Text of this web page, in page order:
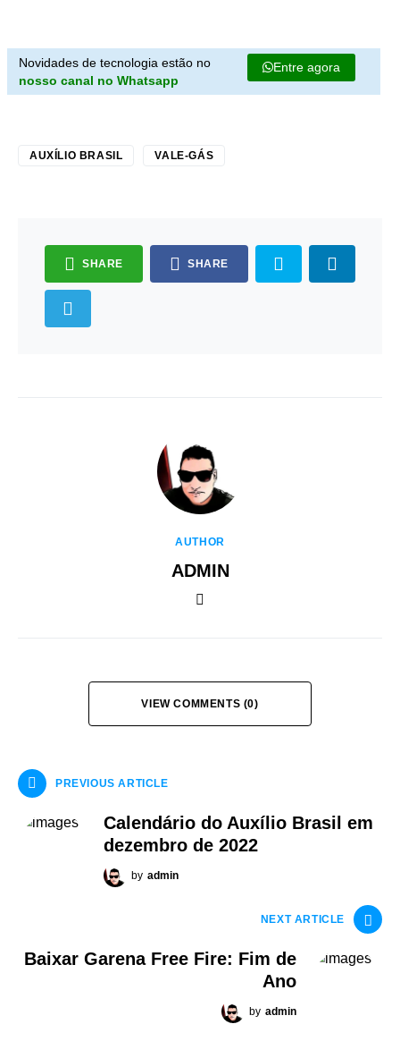
Novidades de tecnologia estão no
nosso canal no Whatsapp
Entre agora
AUXÍLIO BRASIL VALE-GÁS
SHARE SHARE
AUTHOR
ADMIN
VIEW COMMENTS (0)
PREVIOUS ARTICLE
Calendário do Auxílio Brasil em
dezembro de 2022
by admin
NEXT ARTICLE
Baixar Garena Free Fire: Fim de
Ano
by admin